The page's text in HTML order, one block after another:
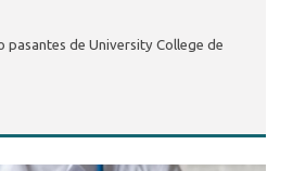
pasantes de University College de